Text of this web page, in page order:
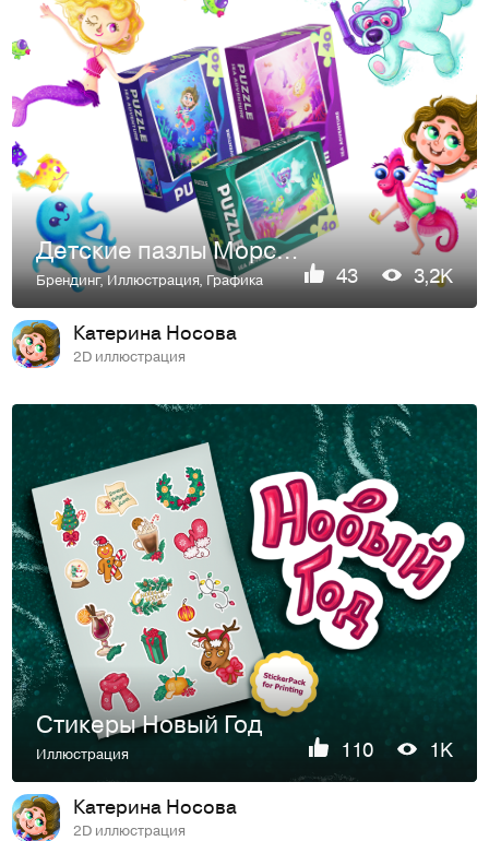
Детские пазлы Морское приключение
Брендинг,Иллюстрация,Графика 43 3,2K
Катерина Носова
2D иллюстрация
Стикеры Новый Год
Иллюстрация 110 1K
Катерина Носова
2D иллюстрация